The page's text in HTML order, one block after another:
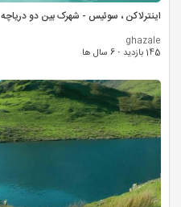
اینترلاکن ، سوئیس - شهرک بین دو دریاچه
ghazale
145 بازدید
· 6 سال ها